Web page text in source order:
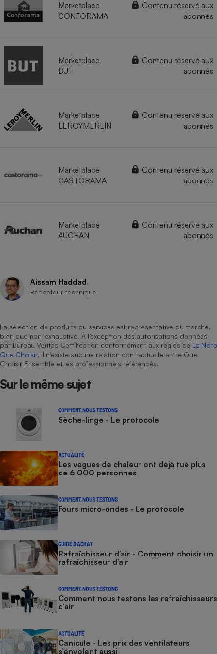
Marketplace
CONFORAMA
Contenu réservé aux
abonnés
Marketplace
BUT
Contenu réservé aux
abonnés
Marketplace
LEROYMERLIN
Contenu réservé aux
abonnés
Marketplace
CASTORAMA
Contenu réservé aux
abonnés
Marketplace
AUCHAN
Contenu réservé aux
abonnés
Aissam Haddad
Rédacteur technique
La sélection de produits ou services est représentative du marché,
bien que non-exhaustive. À l’exception des autorisations données
par Bureau Veritas Certification conformément aux règles de La Note
Que Choisir, il n’existe aucune relation contractuelle entre Que
Choisir Ensemble et les professionnels référencés.
Sur le même sujet
COMMENT NOUS TESTONS
Sèche-linge - Le protocole
ACTUALITÉ
Les vagues de chaleur ont déjà tué plus
de 6 000 personnes
COMMENT NOUS TESTONS
Fours micro-ondes - Le protocole
GUIDE D'ACHAT
Rafraîchisseur d’air - Comment choisir un
rafraîchisseur d’air
COMMENT NOUS TESTONS
Comment nous testons les rafraîchisseurs
d’air
ACTUALITÉ
Canicule - Les prix des ventilateurs
s’envolent aussi